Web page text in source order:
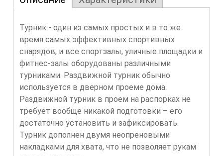
Турник - один из самых простых и в то же
время самых эффективных спортивных
снарядов, и все спортзалы, уличные площадки и
фитнес-залы оборудованы различными
турниками. Раздвижной турник обычно
используется в дверном проеме дома.
Раздвижной турник в проем на распорках не
требует вообще никакой подготовки – его
достаточно установить и зафиксировать.
Турник дополнен двумя неопреновыми
накладками для хвата, что не позволяет рукам